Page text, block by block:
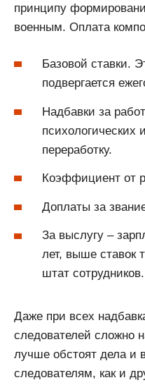
принципу
военным. Оплата
Базовой ставки.
подвергается
Надбавки за
психологических
переработку.
Коэффициент от
Доплаты за
За выслугу –
лет, выше ставок
штат сотрудников.
Даже при всех
следователей сложно
лучше обстоят дела и
следователям, как и